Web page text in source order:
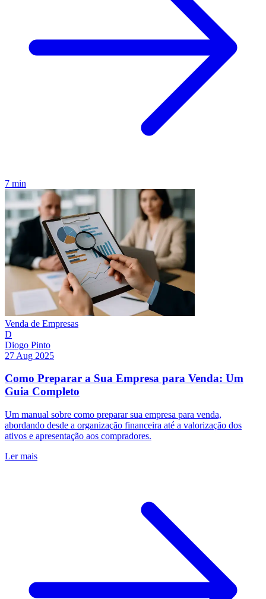
7 min
Venda de Empresas
D
Diogo Pinto
27 Aug 2025
Como Preparar a Sua Empresa para Venda: Um
Guia Completo
Um manual sobre como preparar sua empresa para venda,
abordando desde a organização financeira até a valorização dos
ativos e apresentação aos compradores.
Ler mais